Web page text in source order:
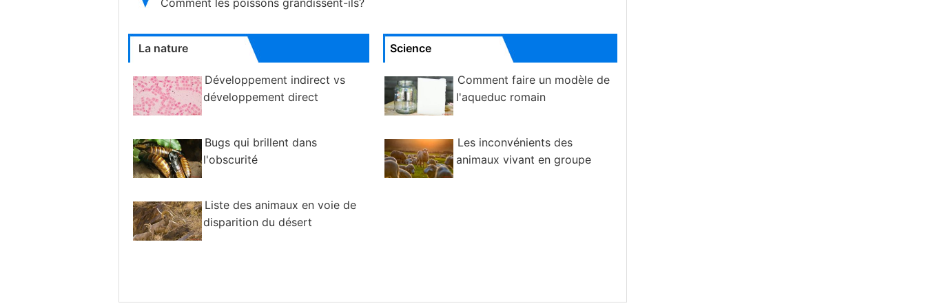
Comment les poissons grandissent-ils?
La nature
Développement indirect vs
développement direct
Bugs qui brillent dans
l'obscurité
Liste des animaux en voie de
disparition du désert
Science
Comment faire un modèle de
l'aqueduc romain
Les inconvénients des
animaux vivant en groupe